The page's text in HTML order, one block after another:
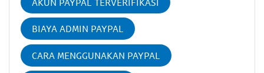
BIAYA ADMIN PAYPAL
CARA MENGGUNAKAN PAYPAL